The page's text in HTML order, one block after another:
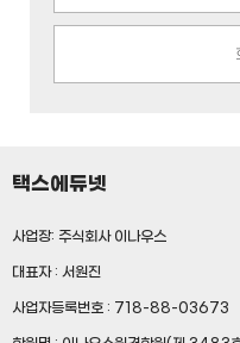
택스에듀넷
사업장: 주식회사 이나우스
대표자 : 서원진
사업자등록번호 : 718-88-03673